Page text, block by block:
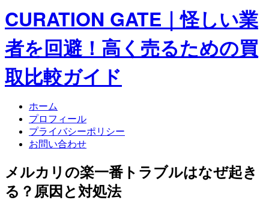
CURATION GATE｜怪しい業
者を回避！高く売るための買
取比較ガイド
ホーム
プロフィール
プライバシーポリシー
お問い合わせ
メルカリの楽一番トラブルはなぜ起き
る？原因と対処法